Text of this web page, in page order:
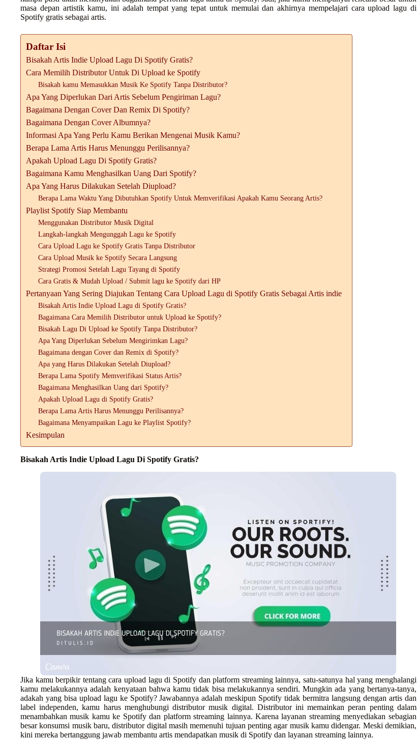
masa depan artistik kamu, ini adalah tempat yang tepat untuk memulai dan akhirnya mempelajari cara upload lagu di
Spotify gratis sebagai artis.
Daftar Isi
Bisakah Artis Indie Upload Lagu Di Spotify Gratis?
Cara Memilih Distributor Untuk Di Upload ke Spotify
Bisakah kamu Memasukkan Musik Ke Spotify Tanpa Distributor?
Apa Yang Diperlukan Dari Artis Sebelum Pengiriman Lagu?
Bagaimana Dengan Cover Dan Remix Di Spotify?
Bagaimana Dengan Cover Albumnya?
Informasi Apa Yang Perlu Kamu Berikan Mengenai Musik Kamu?
Berapa Lama Artis Harus Menunggu Perilisannya?
Apakah Upload Lagu Di Spotify Gratis?
Bagaimana Kamu Menghasilkan Uang Dari Spotify?
Apa Yang Harus Dilakukan Setelah Diupload?
Berapa Lama Waktu Yang Dibutuhkan Spotify Untuk Memverifikasi Apakah Kamu Seorang Artis?
Playlist Spotify Siap Membantu
Menggunakan Distributor Musik Digital
Langkah-langkah Mengunggah Lagu ke Spotify
Cara Upload Lagu ke Spotify Gratis Tanpa Distributor
Cara Upload Musik ke Spotify Secara Langsung
Strategi Promosi Setelah Lagu Tayang di Spotify
Cara Gratis & Mudah Upload / Submit lagu ke Spotify dari HP
Pertanyaan Yang Sering Diajukan Tentang Cara Upload Lagu di Spotify Gratis Sebagai Artis indie
Bisakah Artis Indie Upload Lagu di Spotify Gratis?
Bagaimana Cara Memilih Distributor untuk Upload ke Spotify?
Bisakah Lagu Di Upload ke Spotify Tanpa Distributor?
Apa Yang Diperlukan Sebelum Mengirimkan Lagu?
Bagaimana dengan Cover dan Remix di Spotify?
Apa yang Harus Dilakukan Setelah Diupload?
Berapa Lama Spotify Memverifikasi Status Artis?
Bagaimana Menghasilkan Uang dari Spotify?
Apakah Upload Lagu di Spotify Gratis?
Berapa Lama Artis Harus Menunggu Perilisannya?
Bagaimana Menyampaikan Lagu ke Playlist Spotify?
Kesimpulan
Bisakah Artis Indie Upload Lagu Di Spotify Gratis?
Jika kamu berpikir tentang cara upload lagu di Spotify dan platform streaming lainnya, satu-satunya hal yang menghalangi
kamu melakukannya adalah kenyataan bahwa kamu tidak bisa melakukannya sendiri. Mungkin ada yang bertanya-tanya,
adakah yang bisa upload lagu ke Spotify? Jawabannya adalah meskipun Spotify tidak bermitra langsung dengan artis dan
label independen, kamu harus menghubungi distributor musik digital. Distributor ini memainkan peran penting dalam
menambahkan musik kamu ke Spotify dan platform streaming lainnya. Karena layanan streaming menyediakan sebagian
besar konsumsi musik baru, distributor digital masih memenuhi tujuan penting agar musik kamu didengar. Meski demikian,
kini mereka bertanggung jawab membantu artis mendapatkan musik di Spotify dan layanan streaming lainnya.
Harap untuk menonaktifkan AdBlock/Lainnya